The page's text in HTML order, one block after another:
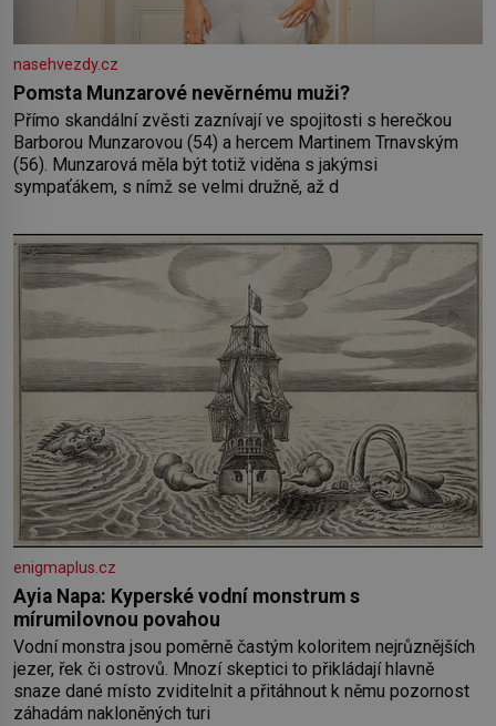
nasehvezdy.cz
Pomsta Munzarové nevěrnému muži?
Přímo skandální zvěsti zaznívají ve spojitosti s herečkou
Barborou Munzarovou (54) a hercem Martinem Trnavským
(56). Munzarová měla být totiž viděna s jakýmsi
sympaťákem, s nímž se velmi družně, až d
enigmaplus.cz
Ayia Napa: Kyperské vodní monstrum s
mírumilovnou povahou
Vodní monstra jsou poměrně častým koloritem nejrůznějších
jezer, řek či ostrovů. Mnozí skeptici to přikládají hlavně
snaze dané místo zviditelnit a přitáhnout k němu pozornost
záhadám nakloněných turi